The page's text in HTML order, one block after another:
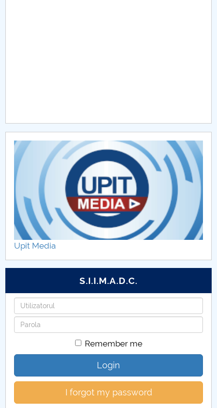
CAR2026
MENIU CANTINA
ADMITERE 2022
ADMITERE 2023
ADMITERE 2024
ADMITERE 2025
Upit Media
S.I.I.M.A.D.C.
Username
Password
Remember me
Login
I forgot my password